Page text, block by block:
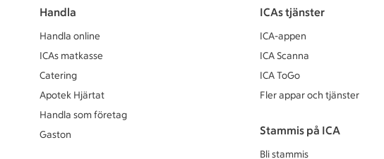
Handla
Handla online
ICAs matkasse
Catering
Apotek Hjärtat
Handla som företag
Gaston
ICAs tjänster
ICA-appen
ICA Scanna
ICA ToGo
Fler appar och tjänster
Stammis på ICA
Bli stammis